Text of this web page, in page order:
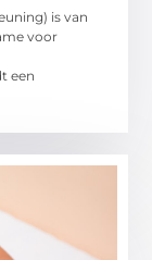
is van
voor
een